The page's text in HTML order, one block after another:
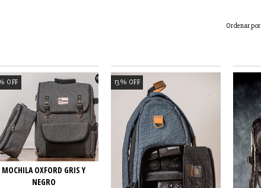
Ordenar por
OFF
MOCHILA OXFORD GRIS Y
NEGRO
13% OFF